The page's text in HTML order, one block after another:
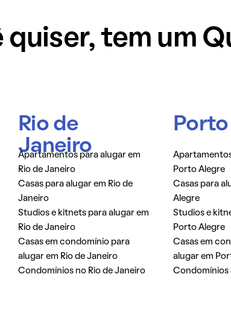
quiser, tem um
Rio de
Janeiro
Apartamentos para alugar em
Rio de Janeiro
Casas para alugar em Rio de
Janeiro
Studios e kitnets para alugar em
Rio de Janeiro
Casas em condomínio para
alugar em Rio de Janeiro
Condomínios no Rio de Janeiro
Porto Alegre
Casas para
Alegre
Studios e
Porto Alegre
Casas em
alugar em
Condomínios